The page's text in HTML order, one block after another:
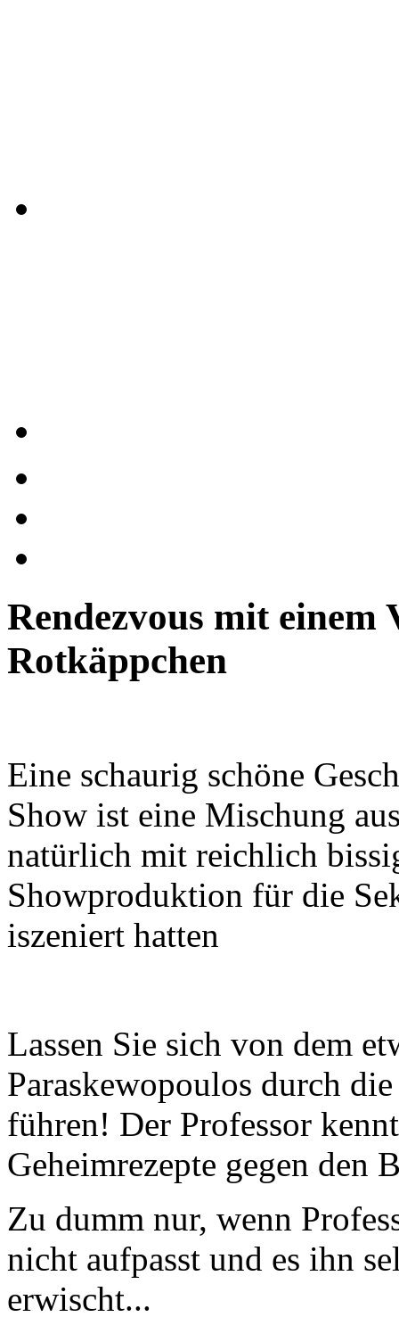
Rendezvous mit
Rotkäppchen
Eine schaurig schöne
Show ist eine Mischung
natürlich mit reichlich
Showproduktion für die
iszeniert hatten
Lassen Sie sich von dem
Paraskewopoulos durch
führen! Der Professor
Geheimrezepte gegen den
Zu dumm nur, wenn
nicht aufpasst und es ihn
erwischt...